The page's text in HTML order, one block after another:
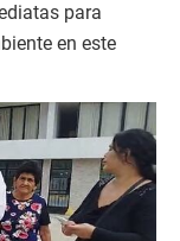
para
en este